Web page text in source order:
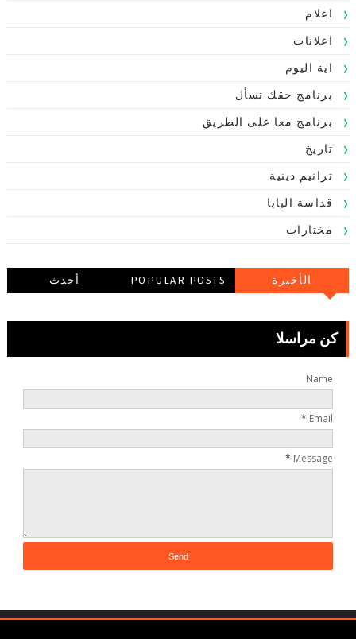
اعلام
اعلانات
اية اليوم
برنامج حقك تسأل
برنامج معا على الطريق
تاريخ
ترانيم دينية
قداسة البابا
مختارات
الأخيرة POPULAR POSTS
أحدث
كن مراسلا
Name
Email
*
Message
*